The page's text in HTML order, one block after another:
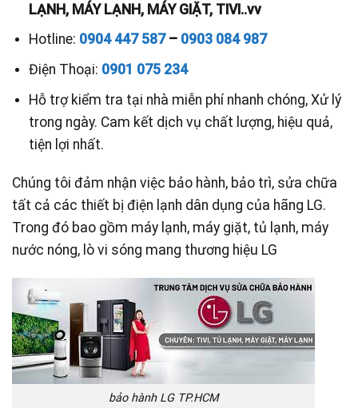
LẠNH, MÁY LẠNH, MÁY GIẶT, TIVI..vv
Hotline: 0904 447 587– 0903 084 987
Điện Thoại: 0901 075 234
Hỗ trợ kiểm tra tại nhà miễn phí nhanh chóng, Xử lý
trong ngày. Cam kết dịch vụ chất lượng, hiệu quả,
tiện lợi nhất.
Chúng tôi đảm nhận việc bảo hành, bảo trì, sửa chữa
tất cả các thiết bị điện lạnh dân dụng của hãng LG.
Trong đó bao gồm máy lạnh, máy giặt, tủ lạnh, máy
nước nóng, lò vi sóng mang thương hiệu LG
bảo hành LG TP.HCM